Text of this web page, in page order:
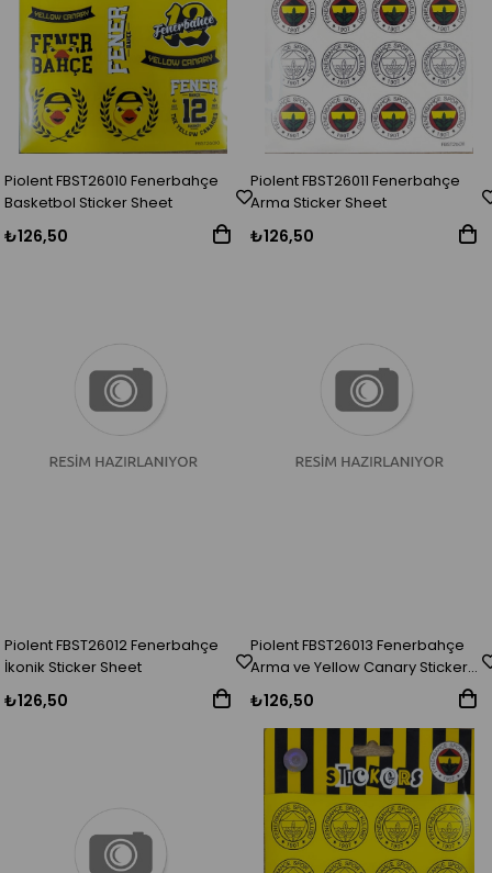
Piolent FBST26010 Fenerbahçe
Basketbol Sticker Sheet
₺126,50
Piolent FBST26011 Fenerbahçe
Arma Sticker Sheet
₺126,50
Piolent FBST26012 Fenerbahçe
İkonik Sticker Sheet
₺126,50
Piolent FBST26013 Fenerbahçe
Arma ve Yellow Canary Sticker
₺126,50